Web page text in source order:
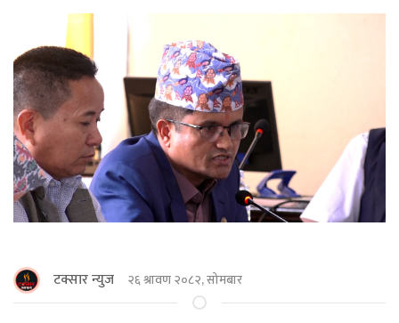
टक्सार न्युज २६ श्रावण २०८२, सोमबार